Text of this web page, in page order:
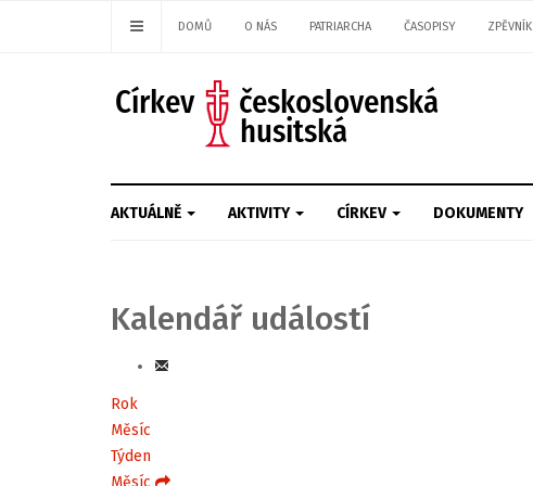
DOMŮ O NÁS PATRIARCHA ČASOPISY ZPĚVNÍK
AKTUÁLNĚ AKTIVITY CÍRKEV DOKUMENTY
Kalendář událostí
Rok
Měsíc
Týden
Měsíc